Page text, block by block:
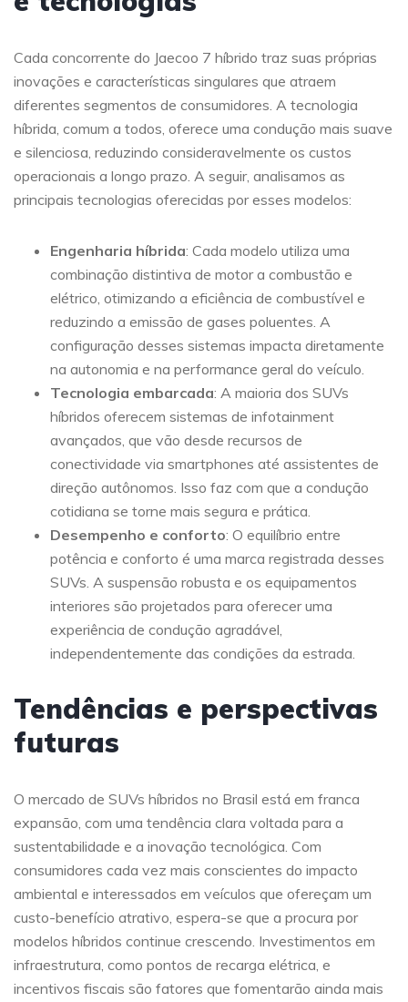
Cada concorrente do Jaecoo 7 híbrido traz suas próprias
inovações e características singulares que atraem
diferentes segmentos de consumidores. A tecnologia
híbrida, comum a todos, oferece uma condução mais suave
e silenciosa, reduzindo consideravelmente os custos
operacionais a longo prazo. A seguir, analisamos as
principais tecnologias oferecidas por esses modelos:
Engenharia híbrida: Cada modelo utiliza uma
combinação distintiva de motor a combustão e
elétrico, otimizando a eficiência de combustível e
reduzindo a emissão de gases poluentes. A
configuração desses sistemas impacta diretamente
na autonomia e na performance geral do veículo.
Tecnologia embarcada: A maioria dos SUVs
híbridos oferecem sistemas de infotainment
avançados, que vão desde recursos de
conectividade via smartphones até assistentes de
direção autônomos. Isso faz com que a condução
cotidiana se torne mais segura e prática.
Desempenho e conforto: O equilíbrio entre
potência e conforto é uma marca registrada desses
SUVs. A suspensão robusta e os equipamentos
interiores são projetados para oferecer uma
experiência de condução agradável,
independentemente das condições da estrada.
Tendências e perspectivas
futuras
O mercado de SUVs híbridos no Brasil está em franca
expansão, com uma tendência clara voltada para a
sustentabilidade e a inovação tecnológica. Com
consumidores cada vez mais conscientes do impacto
ambiental e interessados em veículos que ofereçam um
custo-benefício atrativo, espera-se que a procura por
modelos híbridos continue crescendo. Investimentos em
infraestrutura, como pontos de recarga elétrica, e
incentivos fiscais são fatores que fomentarão ainda mais